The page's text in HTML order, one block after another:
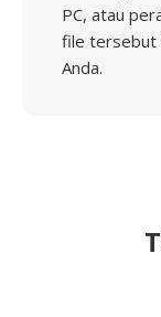
PC, atau
file tersebut
Anda.